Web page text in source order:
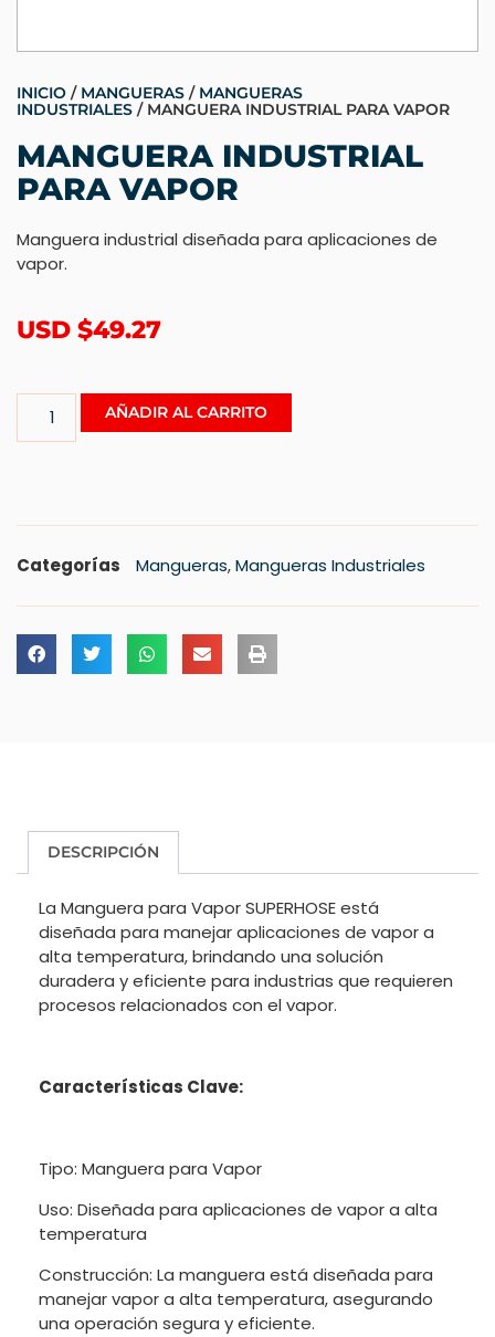
INICIO / MANGUERAS / MANGUERAS
INDUSTRIALES / MANGUERA INDUSTRIAL PARA VAPOR
MANGUERA INDUSTRIAL
PARA VAPOR
Manguera industrial diseñada para aplicaciones de
vapor.
USD $49.27
AÑADIR AL CARRITO
Categorías Mangueras,Mangueras Industriales
DESCRIPCIÓN
La Manguera para Vapor SUPERHOSE está
diseñada para manejar aplicaciones de vapor a
alta temperatura, brindando una solución
duradera y eficiente para industrias que requieren
procesos relacionados con el vapor.
Características Clave:
Tipo: Manguera para Vapor
Uso: Diseñada para aplicaciones de vapor a alta
temperatura
Construcción: La manguera está diseñada para
manejar vapor a alta temperatura, asegurando
una operación segura y eficiente.